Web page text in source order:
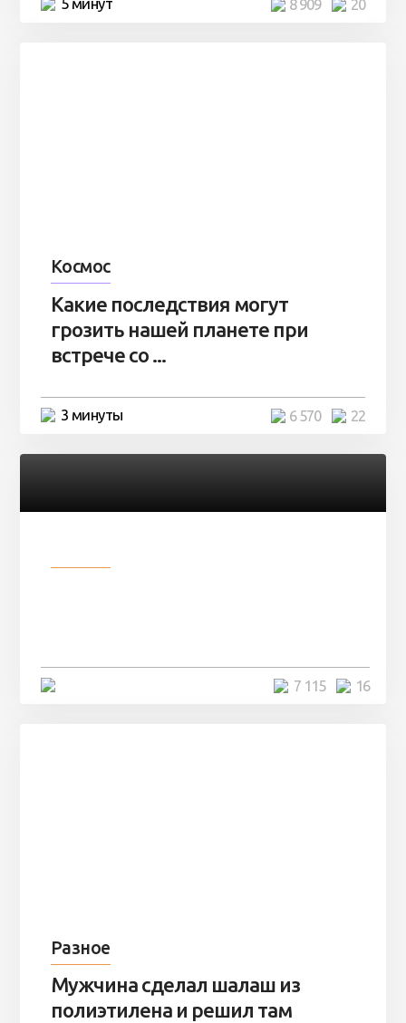
20
8 909
Космос
Какие последствия могут
грозить нашей планете при
встрече со ...
3 минуты 22
6 570
16
7 115
Разное
Мужчина сделал шалаш из
полиэтилена и решил там